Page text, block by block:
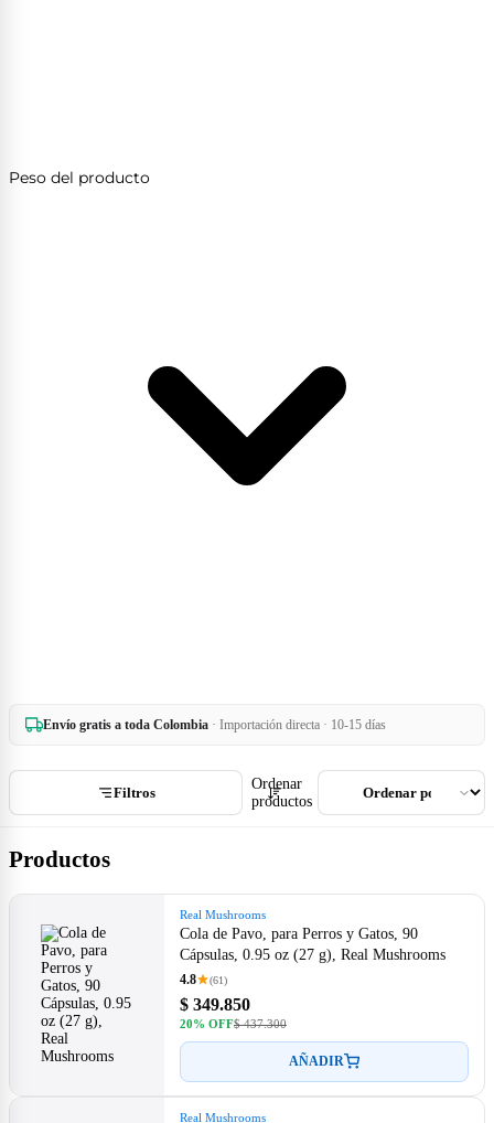
Peso del producto
Envío gratis a toda Colombia · Importación directa · 10-15 días
Filtros
Ordenar
productos
Productos
Real Mushrooms
Cola de Pavo, para Perros y Gatos, 90
Cápsulas, 0.95 oz (27 g), Real Mushrooms
4.8 (61)
$ 349.850
20% OFF$ 437.300
AÑADIR
Real Mushrooms